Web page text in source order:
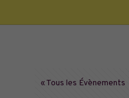
« Tous les Évènements